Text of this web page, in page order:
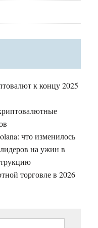
к концу 2025
что изменилось
на ужин в
торговле в 2026